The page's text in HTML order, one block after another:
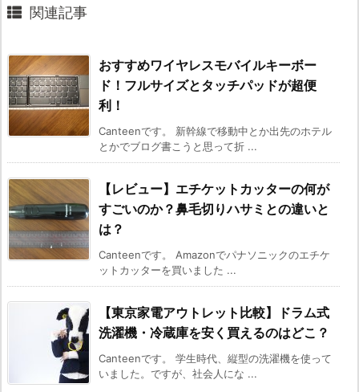
関連記事
おすすめワイヤレスモバイルキーボー
ド！フルサイズとタッチパッドが超便
利！
Canteenです。 新幹線で移動中とか出先のホテル
とかでブログ書こうと思って折 ...
【レビュー】エチケットカッターの何が
すごいのか？鼻毛切りハサミとの違いと
は？
Canteenです。 Amazonでパナソニックのエチケ
ットカッターを買いました ...
【東京家電アウトレット比較】ドラム式
洗濯機・冷蔵庫を安く買えるのはどこ？
Canteenです。 学生時代、縦型の洗濯機を使って
いました。ですが、社会人にな ...